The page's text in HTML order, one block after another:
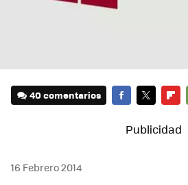
40 comentarios
16 Febrero 2014